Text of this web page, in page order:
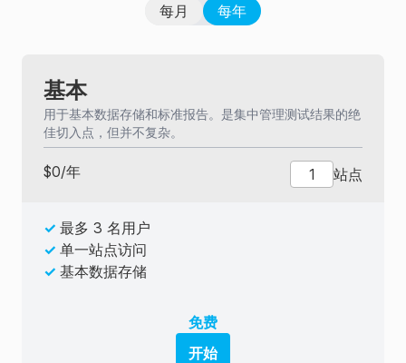
每月 每年
基本
用于基本数据存储和标准报告。是集中管理测试结果的绝
佳切入点，但并不复杂。
$0/年 站点
✓ 最多 3 名用户
✓ 单一站点访问
✓ 基本数据存储
免费
开始